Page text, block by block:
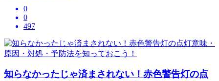
0
0
497
知らなかったじゃ済まされない！赤色警告灯の点